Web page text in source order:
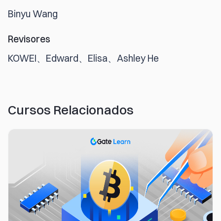
Binyu Wang
Revisores
KOWEI、Edward、Elisa、Ashley He
Cursos Relacionados